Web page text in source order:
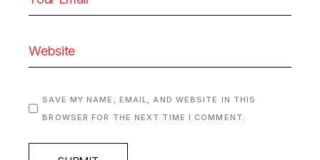
SAVE MY NAME, EMAIL, AND WEBSITE IN THIS
BROWSER FOR THE NEXT TIME I COMMENT.